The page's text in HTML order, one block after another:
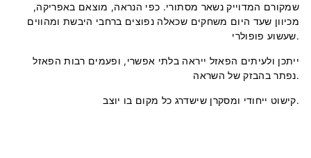
שמקורם המדוייק נשאר מסתורי. כפי הנראה, מוצאם באפריקה,
מכיוון שעד היום משחקים שכאלה נפוצים ברחבי היבשת ומהווים
שעשוע פופולרי.
ייתכן ולעיתים הפאזל ייראה בלתי אפשרי, ופעמים רבות הפאזל
נפתר בהבזק של השראה.
קישוט ייחודי ומסקרן שישדרג כל מקום בו יוצב.